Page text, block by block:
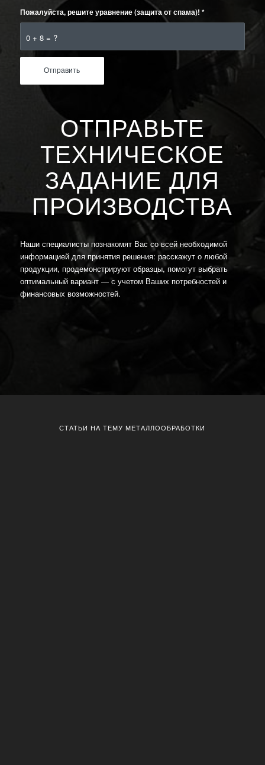
0 + 8 = ?
Пожалуйста, решите уравнение (защита от спама)! *
ОТПРАВЬТЕ
ТЕХНИЧЕСКОЕ
ЗАДАНИЕ ДЛЯ
ПРОИЗВОДСТВА
Наши специалисты познакомят Вас со всей необходимой
информацией для принятия решения: расскажут о любой
продукции, продемонстрируют образцы, помогут выбрать
оптимальный вариант — с учетом Ваших потребностей и
финансовых возможностей.
СТАТЬИ НА ТЕМУ МЕТАЛЛООБРАБОТКИ